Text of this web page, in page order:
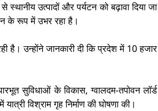
उत्पादों और पर्यटन को बढ़ावा दिया जा
के रूप में उभर रहा है।
है। उन्होंने जानकारी दी कि प्रदेश में 10 हजार
सुविधाओं के विकास, ग्वालदम-तपोवन लॉर्ड
विश्राम गृह निर्माण की घोषणा की।